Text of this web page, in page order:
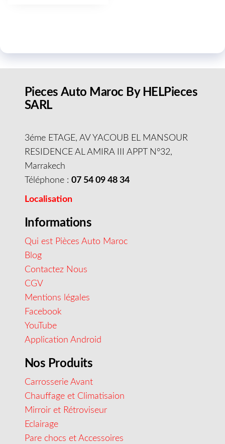
Pieces Auto Maroc By HELPieces
SARL
3éme ETAGE, AV YACOUB EL MANSOUR
RESIDENCE AL AMIRA III APPT N°32,
Marrakech
Téléphone : 07 54 09 48 34
Localisation
Informations
Qui est Pièces Auto Maroc
Blog
Contactez Nous
CGV
Mentions légales
Facebook
YouTube
Application Android
Nos Produits
Carrosserie Avant
Chauffage et Climatisaion
Mirroir et Rétroviseur
Eclairage
Pare chocs et Accessoires